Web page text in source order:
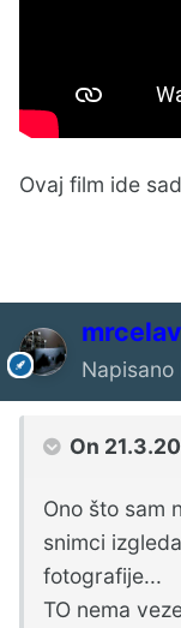
Ovaj film ide
Napisano
On
Ono što sam
snimci
fotografije...
TO nema